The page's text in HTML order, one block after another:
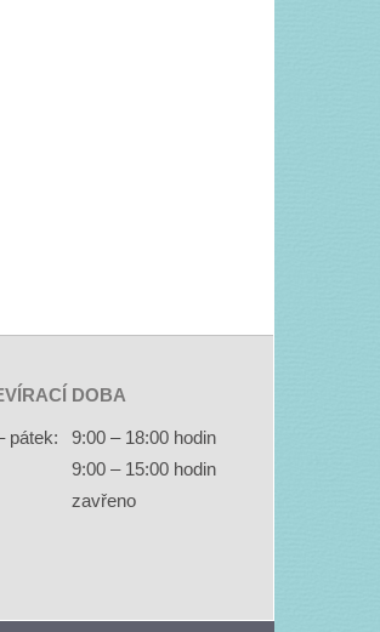
DOBA
pátek:
9:00 – 18:00 hodin
9:00 – 15:00 hodin
zavřeno